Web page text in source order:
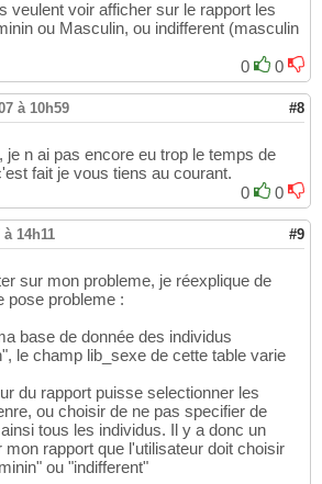
veulent voir afficher sur le rapport les
ou Masculin, ou indifferent (masculin
0
0
à 10h59 #8
je n ai pas encore eu trop le temps de
fait je vous tiens au courant.
0
0
à 14h11 #9
sur mon probleme, je réexplique de
pose probleme :
base de donnée des individus
le champ lib_sexe de cette table varie
du rapport puisse selectionner les
ou choisir de ne pas specifier de
tous les individus. Il y a donc un
rapport que l'utilisateur doit choisir
ou "indifferent"